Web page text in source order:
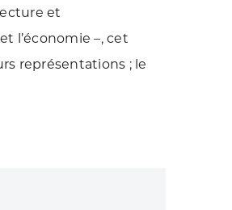
et
l’économie –, cet
représentations ; le